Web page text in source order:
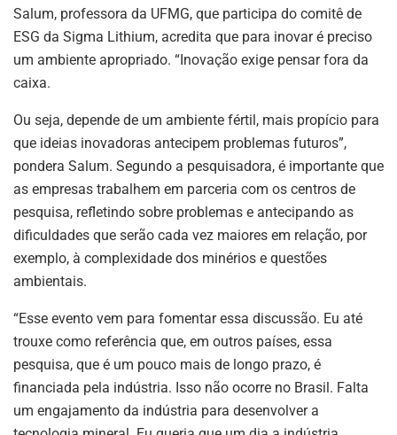
Salum, professora da UFMG, que participa do comitê de
ESG da Sigma Lithium, acredita que para inovar é preciso
um ambiente apropriado. “Inovação exige pensar fora da
caixa.
Ou seja, depende de um ambiente fértil, mais propício para
que ideias inovadoras antecipem problemas futuros”,
pondera Salum. Segundo a pesquisadora, é importante que
as empresas trabalhem em parceria com os centros de
pesquisa, refletindo sobre problemas e antecipando as
dificuldades que serão cada vez maiores em relação, por
exemplo, à complexidade dos minérios e questões
ambientais.
“Esse evento vem para fomentar essa discussão. Eu até
trouxe como referência que, em outros países, essa
pesquisa, que é um pouco mais de longo prazo, é
financiada pela indústria. Isso não ocorre no Brasil. Falta
um engajamento da indústria para desenvolver a